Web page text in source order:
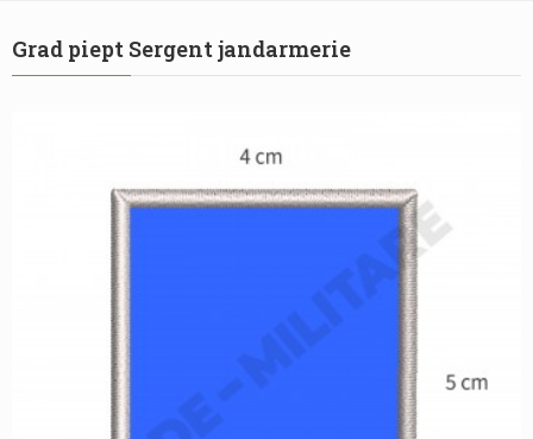
Grad piept Sergent jandarmerie